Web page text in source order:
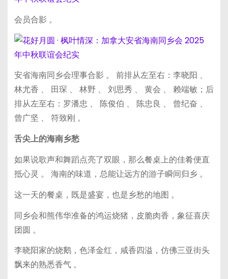
会员合影 。
安省海南同乡会理事合影 。 前排从左至右：李晓阳 、
林尤香 、 田琛 、 林野 、 刘思秀 、 黄会 、 赖端敏；后
排从左至右：罗潘忠 、 陈俊伯 、 陈忠良 、 曾纪奋 、
曾广坚 、 符致刚 。
舌尖上的海南乡愁
如果说歌声和舞蹈点亮了双眼，那么餐桌上的佳肴便直
抵心灵 。 海南的味道，总能让远方的游子瞬间归乡 。
这一天的餐桌，既是盛宴，也是乡愁的地图 。
同乡会和熊伟华准备的鸿运烧猪，皮脆肉香，象征喜庆
团圆 。
李晓阳家的烧鹅，色泽金红，咸香四溢，仿佛三亚街头
飘来的熟悉香气 。